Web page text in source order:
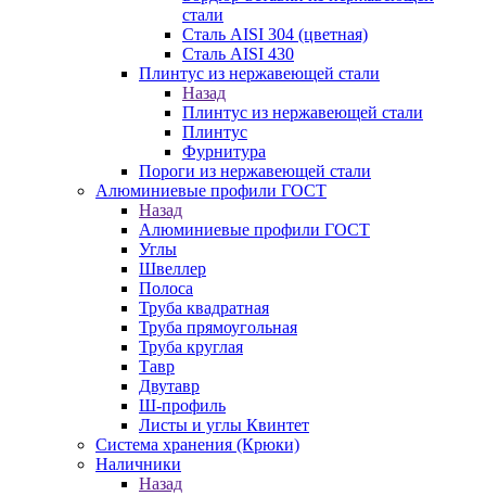
стали
Сталь AISI 304 (цветная)
Сталь AISI 430
Плинтус из нержавеющей стали
Назад
Плинтус из нержавеющей стали
Плинтус
Фурнитура
Пороги из нержавеющей стали
Алюминиевые профили ГОСТ
Назад
Алюминиевые профили ГОСТ
Углы
Швеллер
Полоса
Труба квадратная
Труба прямоугольная
Труба круглая
Тавр
Двутавр
Ш-профиль
Листы и углы Квинтет
Система хранения (Крюки)
Наличники
Назад